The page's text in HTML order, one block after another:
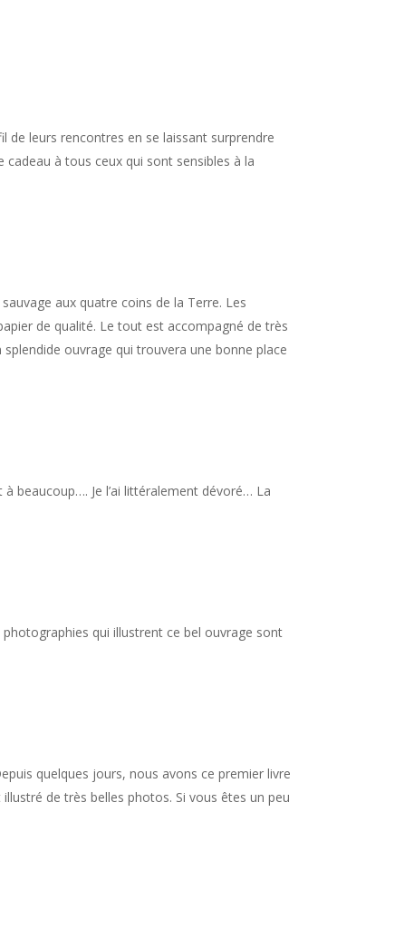
de leurs rencontres en se laissant surprendre
à tous ceux qui sont sensibles à la
aux quatre coins de la Terre. Les
de qualité. Le tout est accompagné de très
ouvrage qui trouvera une bonne place
beaucoup…. Je l’ai littéralement dévoré… La
qui illustrent ce bel ouvrage sont
quelques jours, nous avons ce premier livre
de très belles photos. Si vous êtes un peu